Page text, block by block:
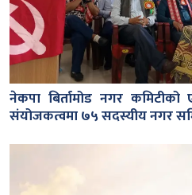
नेकपा बिर्तामोड नगर
संयोजकत्वमा ७५ सदस्यीय नगर